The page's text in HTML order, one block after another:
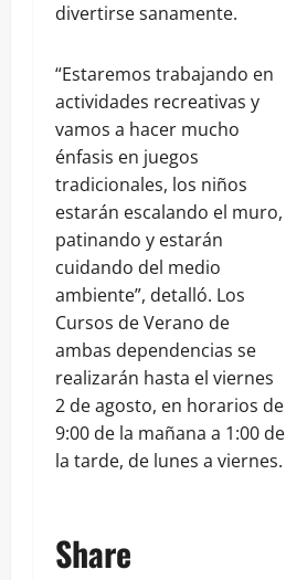
divertirse sanamente.
“Estaremos trabajando en
actividades recreativas y
vamos a hacer mucho
énfasis en juegos
tradicionales, los niños
estarán escalando el muro,
patinando y estarán
cuidando del medio
ambiente”, detalló. Los
Cursos de Verano de
ambas dependencias se
realizarán hasta el viernes
2 de agosto, en horarios de
9:00 de la mañana a 1:00 de
la tarde, de lunes a viernes.
Share